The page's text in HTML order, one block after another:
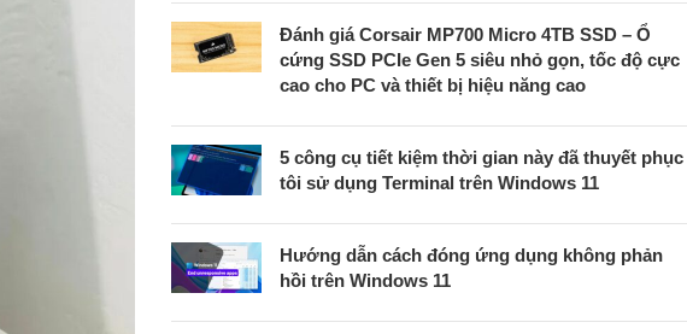
Đánh giá Corsair MP700 Micro 4TB SSD – Ổ
cứng SSD PCIe Gen 5 siêu nhỏ gọn, tốc độ cực
cao cho PC và thiết bị hiệu năng cao
5 công cụ tiết kiệm thời gian này đã thuyết phục
tôi sử dụng Terminal trên Windows 11
Hướng dẫn cách đóng ứng dụng không phản
hồi trên Windows 11